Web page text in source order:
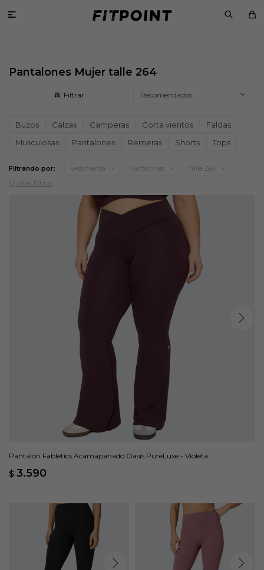

Pantalones Mujer talle 264
Recomendados
Buzos Calzas Camperas Corta vientos
Faldas
Musculosas
Pantalones Remeras Shorts Tops
Filtrando por: Vestimenta Pantalones Talle 264
Quitar filtros
Pantalón Fabletics Acamapanado Oasis PureLuxe - Violeta
$ 3.590